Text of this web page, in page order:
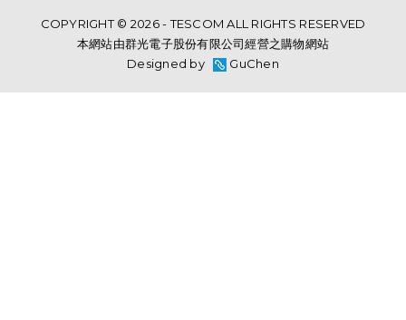
COPYRIGHT © 2026 - TESCOM ALL RIGHTS RESERVED
本網站由群光電子股份有限公司經營之購物網站
Designed by
GuChen